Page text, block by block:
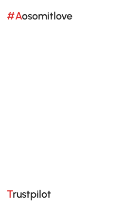
#Aosomitlove
Trustpilot